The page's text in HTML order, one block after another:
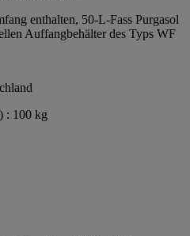
enthalten, 50-L-Fass Purgasol
Auffangbehälter des Typs WF
: 100 kg